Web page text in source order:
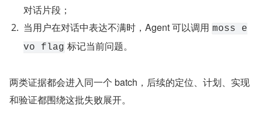
对话片段；
当用户在对话中表达不满时，Agent 可以调用 moss e
vo flag 标记当前问题。
两类证据都会进入同一个 batch，后续的定位、计划、实现
和验证都围绕这批失败展开。